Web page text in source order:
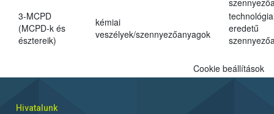
3-MCPD
(MCPD-k és
észtereik)
kémiai
veszélyek/szennyezőanyagok
eredetű
Cookie beállítások
Hivatalunk